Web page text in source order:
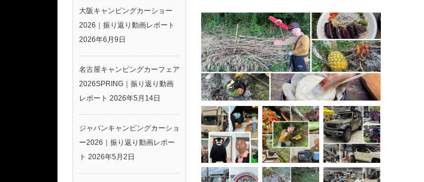
大阪キャンピングカーショー
2026｜振り返り動画レポート
2026年6月9日
名古屋キャンピングカーフェア
2026SPRING｜振り返り動画
レポート 2026年5月14日
ジャパンキャンピングカーショ
ー2026｜振り返り動画レポー
ト 2026年5月2日